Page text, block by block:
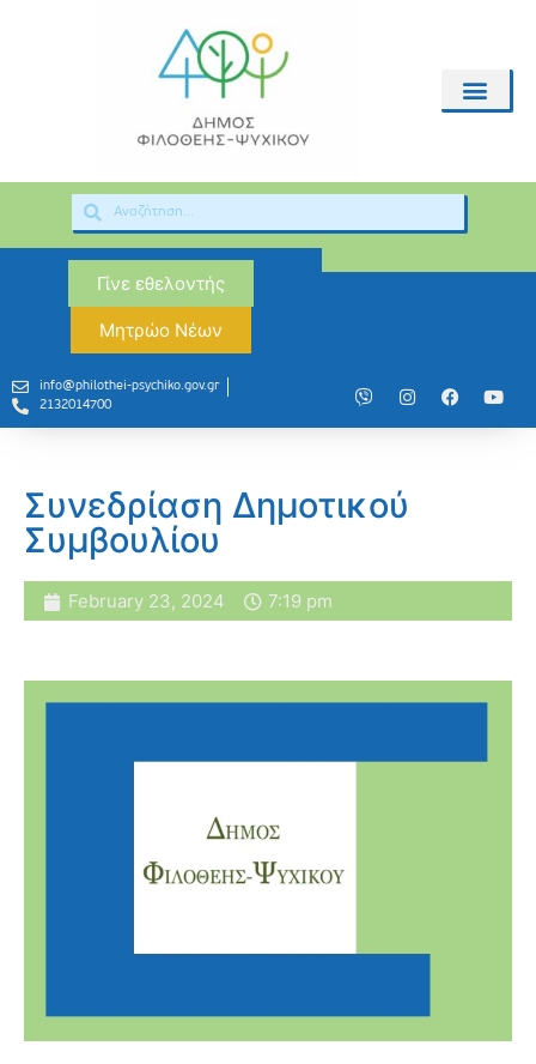
Γίνε εθελοντής
Μητρώο Νέων
info@philothei-psychiko.gov.gr
2132014700
Συνεδρίαση Δημοτικού
Συμβουλίου
February 23, 2024 7:19 pm